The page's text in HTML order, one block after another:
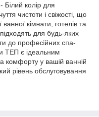
колір для
чистоти і свіжості, що
кімнати, готелів та
для будь-яких
до професійних спа-
ТЕП є ідеальним
комфорту у вашій ванній
рівень обслуговування